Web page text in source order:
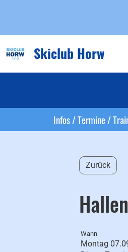
Skiclub Horw
Infos / Termine /
Zurück
Wann
Montag